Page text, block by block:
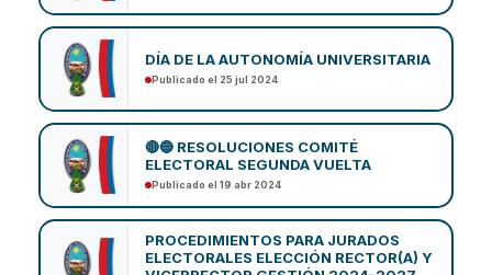
DÍA DE LA AUTONOMÍA UNIVERSITARIA
Publicado el 25 jul 2024
🔴🔵 RESOLUCIONES COMITÉ
ELECTORAL SEGUNDA VUELTA
Publicado el 19 abr 2024
PROCEDIMIENTOS PARA JURADOS
ELECTORALES ELECCIÓN RECTOR(A) Y